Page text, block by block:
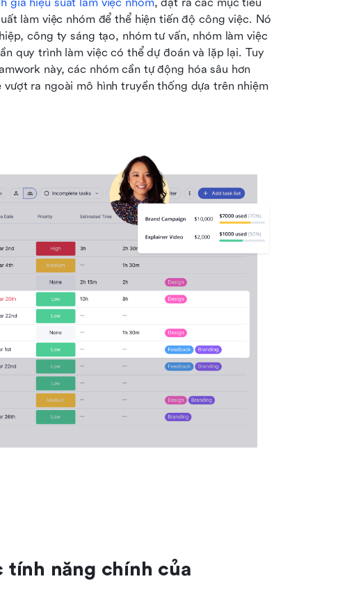
làm việc nhóm để thể hiện tiến độ công việc. Nó
công ty sáng tạo, nhóm tư vấn, nhóm làm việc
quy trình làm việc có thể dự đoán và lặp lại. Tuy
này, các nhóm cần tự động hóa sâu hơn
ra ngoài mô hình truyền thống dựa trên nhiệm
tính năng chính của